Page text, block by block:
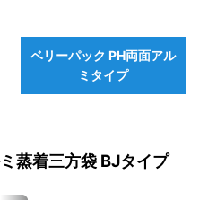
ベリーパック PH両面アル
ミタイプ
蒸着三方袋 BJタイプ